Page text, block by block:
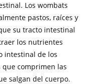
Los wombats
pastos, raíces y
su tracto intestinal
los nutrientes
intestinal de los
comprimen las
salgan del cuerpo.